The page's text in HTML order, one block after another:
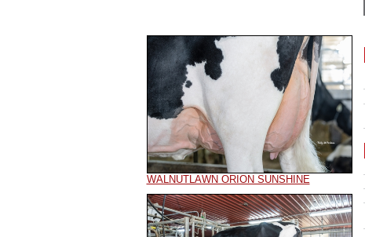
WALNUTLAWN ORION SUNSHINE